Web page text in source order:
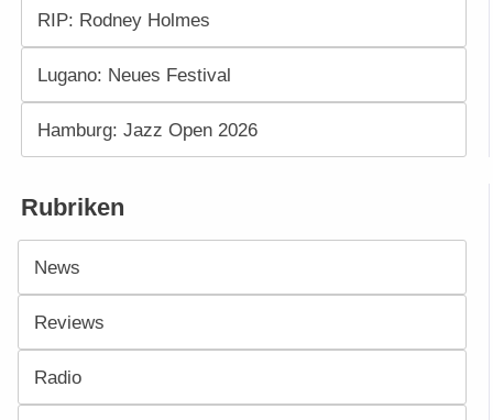
RIP: Rodney Holmes
Lugano: Neues Festival
Hamburg: Jazz Open 2026
Rubriken
News
Reviews
Radio